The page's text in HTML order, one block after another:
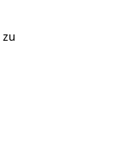
zu